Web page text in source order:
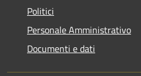
Politici
Personale Amministrativo
Documenti e dati